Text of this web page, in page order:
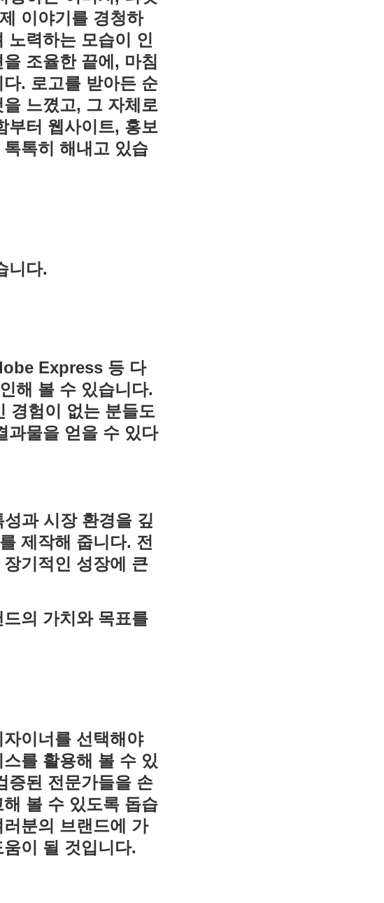
이야기를 경청하
노력하는 모습이 인
조율한 끝에, 마침
. 로고를 받아든 순
느꼈고, 그 자체로
부터 웹사이트, 홍보
톡히 해내고 있습
니다.
Express 등 다
해 볼 수 있습니다.
경험이 없는 분들도
과물을 얻을 수 있다
과 시장 환경을 깊
제작해 줍니다. 전
기적인 성장에 큰
의 가치와 목표를
이너를 선택해야
를 활용해 볼 수 있
증된 전문가들을 손
볼 수 있도록 돕습
분의 브랜드에 가
이 될 것입니다.